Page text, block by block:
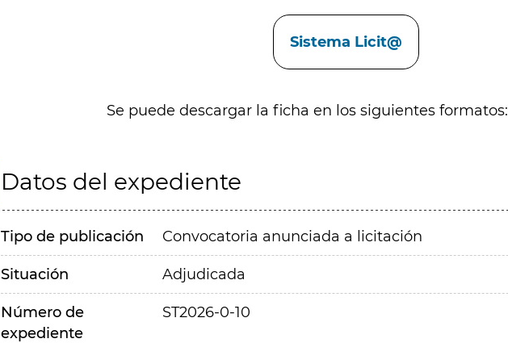
Sistema Licit@
Se puede descargar la ficha en los siguientes formatos:
Datos del expediente
Tipo de publicación Convocatoria anunciada a licitación
Situación Adjudicada
Número de
expediente
ST2026-0-10